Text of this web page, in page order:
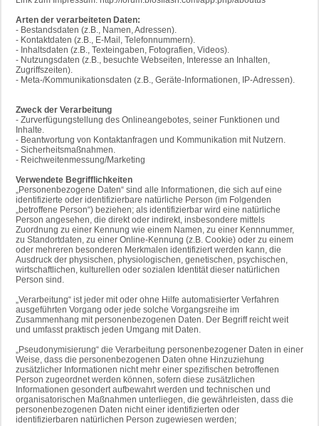
Arten der verarbeiteten Daten:
- Bestandsdaten (z.B., Namen, Adressen).
- Kontaktdaten (z.B., E-Mail, Telefonnummern).
- Inhaltsdaten (z.B., Texteingaben, Fotografien, Videos).
- Nutzungsdaten (z.B., besuchte Webseiten, Interesse an Inhalten,
Zugriffszeiten).
- Meta-/Kommunikationsdaten (z.B., Geräte-Informationen, IP-Adressen).
Zweck der Verarbeitung
- Zurverfügungstellung des Onlineangebotes, seiner Funktionen und
Inhalte.
- Beantwortung von Kontaktanfragen und Kommunikation mit Nutzern.
- Sicherheitsmaßnahmen.
- Reichweitenmessung/Marketing
Verwendete Begrifflichkeiten
„Personenbezogene Daten“ sind alle Informationen, die sich auf eine
identifizierte oder identifizierbare natürliche Person (im Folgenden
„betroffene Person“) beziehen; als identifizierbar wird eine natürliche
Person angesehen, die direkt oder indirekt, insbesondere mittels
Zuordnung zu einer Kennung wie einem Namen, zu einer Kennnummer,
zu Standortdaten, zu einer Online-Kennung (z.B. Cookie) oder zu einem
oder mehreren besonderen Merkmalen identifiziert werden kann, die
Ausdruck der physischen, physiologischen, genetischen, psychischen,
wirtschaftlichen, kulturellen oder sozialen Identität dieser natürlichen
Person sind.
„Verarbeitung“ ist jeder mit oder ohne Hilfe automatisierter Verfahren
ausgeführten Vorgang oder jede solche Vorgangsreihe im
Zusammenhang mit personenbezogenen Daten. Der Begriff reicht weit
und umfasst praktisch jeden Umgang mit Daten.
„Pseudonymisierung“ die Verarbeitung personenbezogener Daten in einer
Weise, dass die personenbezogenen Daten ohne Hinzuziehung
zusätzlicher Informationen nicht mehr einer spezifischen betroffenen
Person zugeordnet werden können, sofern diese zusätzlichen
Informationen gesondert aufbewahrt werden und technischen und
organisatorischen Maßnahmen unterliegen, die gewährleisten, dass die
personenbezogenen Daten nicht einer identifizierten oder
identifizierbaren natürlichen Person zugewiesen werden;